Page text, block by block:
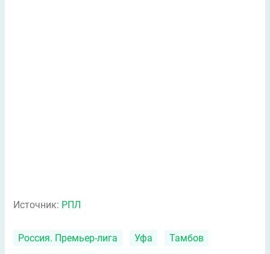
Источник: РПЛ
Россия. Премьер-лига Уфа Тамбов